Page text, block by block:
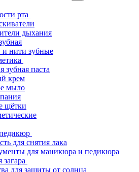
рта
дыхания
нити зубные
зубная паста
крем
мыло
щётки
для снятия лака
для маникюра и педикюра
загара
для защиты от солнца